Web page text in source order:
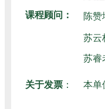
课程顾问： 陈赞
苏云
苏睿
关于发票 ： 本单